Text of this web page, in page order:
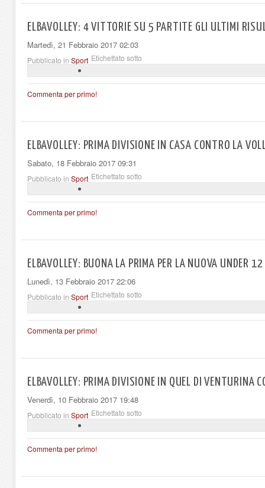
ELBAVOLLEY: 4 VITTORIE SU 5 PARTITE GLI ULTIMI
Martedì, 21 Febbraio 2017 02:03
Pubblicato in Sport Etichettato sotto
Commenta per primo!
ELBAVOLLEY: PRIMA DIVISIONE IN CASA CONTRO LA
Sabato, 18 Febbraio 2017 09:31
Pubblicato in Sport Etichettato sotto
Commenta per primo!
ELBAVOLLEY: BUONA LA PRIMA PER LA NUOVA UNDER 12
Lunedì, 13 Febbraio 2017 22:06
Pubblicato in Sport Etichettato sotto
Commenta per primo!
ELBAVOLLEY: PRIMA DIVISIONE IN QUEL DI VENTURINA
Venerdì, 10 Febbraio 2017 19:48
Pubblicato in Sport Etichettato sotto
Commenta per primo!